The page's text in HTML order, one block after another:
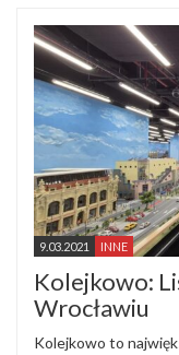
9.03.2021 INNE
Kolejkowo:
Wrocławiu
Kolejkowo to